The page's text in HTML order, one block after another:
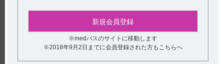
送信する
新規会員登録
※medパスのサイトに移動します
※2018年9月2日までに会員登録された方もこちらへ
hhcホットライン
(平日9時〜18時 土日・祝日9時〜17時)
フリーダイヤル0120-419-497